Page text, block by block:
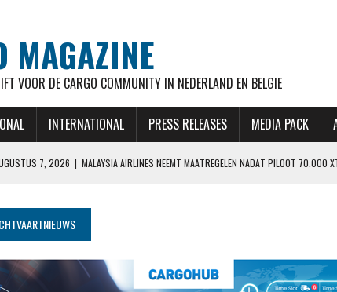
MAGAZINE
VOOR DE CARGO COMMUNITY IN NEDERLAND EN BELGIE
INTERNATIONAL PRESS RELEASES MEDIA PACK
7, 2026 | MALAYSIA AIRLINES NEEMT MAATREGELEN NADAT PILOOT 70.000
| NATIONAL AIRLINES VOERT LANGSTE VRACHTVLUCHT MET BOEING 777F OOIT UIT
| STAKING CABINEPERSONEEL NOORSE TAK SAS OP LAATSTE MOMENT AFGEBLAZEN